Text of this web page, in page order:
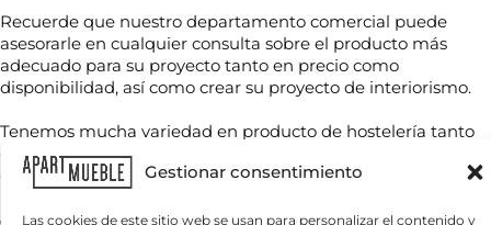
Gestionar consentimiento
Las cookies de este sitio web se usan para personalizar el contenido y
Recuerde que nuestro departamento comercial puede
asesorarle en cualquier consulta sobre el producto más
adecuado para su proyecto tanto en precio como
disponibilidad, así como crear su proyecto de interiorismo.
Tenemos mucha variedad en producto de hostelería tanto
de importación como nacional, por compra unitaria o de
contenedores.
e
r
?
i
o
*
m
b
r
*
T
e
é
o
n
C
o
r